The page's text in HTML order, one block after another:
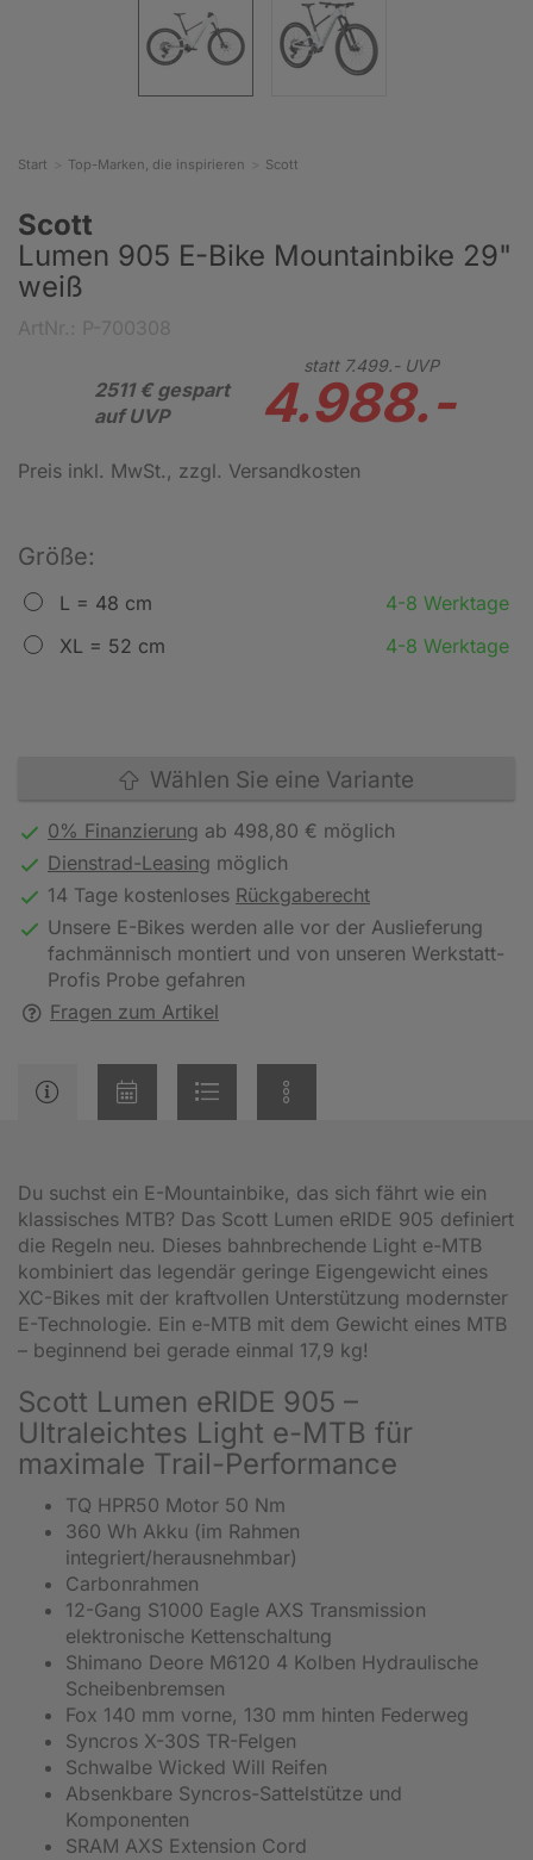
Start Top-Marken, die inspirieren Scott
Scott
Lumen 905 E-Bike Mountainbike 29"
weiß
2511 € gespart
auf UVP
statt 7.499.-UVP
4.988.-
Preis inkl. MwSt. , zzgl. Versandkosten
Größe:
L = 48 cm
4-8 Werktage
XL = 52 cm
4-8 Werktage
Wählen Sie eine Variante
0% Finanzierung ab 498,80 € möglich
Dienstrad-Leasing möglich
14 Tage kostenloses Rückgaberecht
Unsere E-Bikes werden alle vor der Auslieferung
fachmännisch montiert und von unseren Werkstatt-
Profis Probe gefahren
Fragen zum Artikel
Du suchst ein E-Mountainbike, das sich fährt wie ein
klassisches MTB? Das Scott Lumen eRIDE 905 definiert
die Regeln neu. Dieses bahnbrechende Light e-MTB
kombiniert das legendär geringe Eigengewicht eines
XC-Bikes mit der kraftvollen Unterstützung modernster
E-Technologie. Ein e-MTB mit dem Gewicht eines MTB
– beginnend bei gerade einmal 17,9 kg!
Scott Lumen eRIDE 905 –
Ultraleichtes Light e-MTB für
maximale Trail-Performance
TQ HPR50 Motor 50 Nm
360 Wh Akku (im Rahmen
integriert/herausnehmbar)
Carbonrahmen
12-Gang S1000 Eagle AXS Transmission
elektronische Kettenschaltung
Shimano Deore M6120 4 Kolben Hydraulische
Scheibenbremsen
Fox 140 mm vorne, 130 mm hinten Federweg
Syncros X-30S TR-Felgen
Schwalbe Wicked Will Reifen
Absenkbare Syncros-Sattelstütze und
Komponenten
SRAM AXS Extension Cord